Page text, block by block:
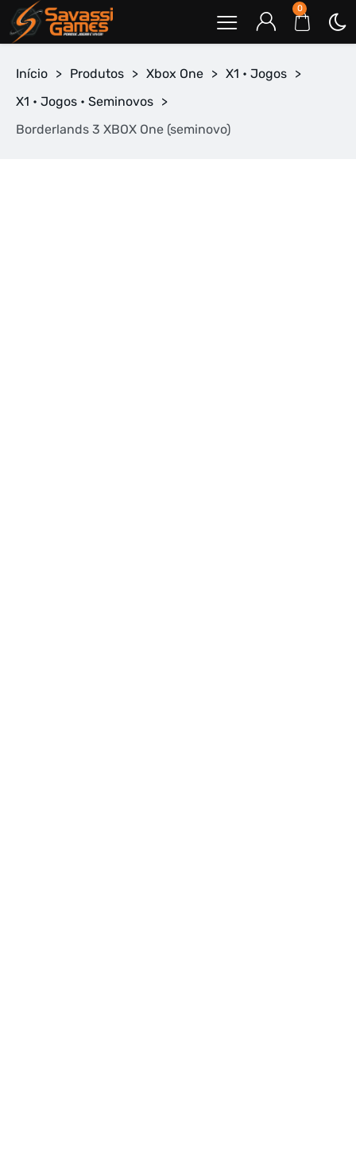
0
Início > Produtos > Xbox One > X1 • Jogos >
X1 • Jogos • Seminovos >
Borderlands 3 XBOX One (seminovo)